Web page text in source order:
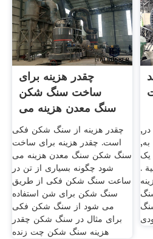
چقدر هزینه برای
ساخت سنگ شکن
سنگ معدن هزینه می
شود
چقدر هزینه از سنگ شکن فکی
است. چقدر هزینه برای ساخت
سنگ شکن سنگ معدن هزینه می
شود چگونه بسیاری از تن در
ساعت سنگ شکن فکی از طریق
سنگ شکن برای شن استفاده
می شود از سنگ شکن فکی
برای مثال در سنگ شکن چقدر
هزینه سنگ شکن چت زنده
یک
.